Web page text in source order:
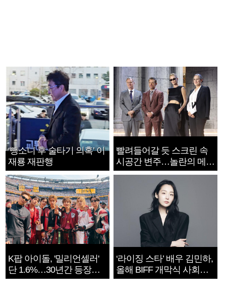
‘뺑소니 후 술타기 의혹’ 이
재룡 재판행
빨려들어갈 듯 스크린 속
시공간 변주…놀란의 메시
지는 ‘전쟁 속죄’
K팝 아이돌, '밀리언셀러'
단 1.6%…30년간 등장
1182개팀 전수조사
‘라이징 스타’ 배우 김민하,
올해 BIFF 개막식 사회자
확정